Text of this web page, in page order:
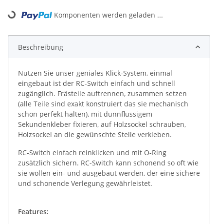
Loading... Komponenten werden geladen ...
Beschreibung
Nutzen Sie unser geniales Klick-System, einmal
eingebaut ist der RC-Switch einfach und schnell
zugänglich. Frästeile auftrennen, zusammen setzen
(alle Teile sind exakt konstruiert das sie mechanisch
schon perfekt halten), mit dünnflüssigem
Sekundenkleber fixieren, auf Holzsockel schrauben,
Holzsockel an die gewünschte Stelle verkleben.
RC-Switch einfach reinklicken und mit O-Ring
zusätzlich sichern. RC-Switch kann schonend so oft wie
sie wollen ein- und ausgebaut werden, der eine sichere
und schonende Verlegung gewährleistet.
Features: